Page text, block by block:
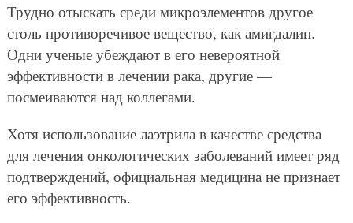
Трудно отыскать среди микроэлементов другое
столь противоречивое вещество, как амигдалин.
Одни ученые убеждают в его невероятной
эффективности в лечении рака, другие —
посмеиваются над коллегами.
Хотя использование лаэтрила в качестве средства
для лечения онкологических заболеваний имеет ряд
подтверждений, официальная медицина не признает
его эффективность.